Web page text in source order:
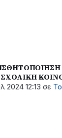
2024 12:13 σε